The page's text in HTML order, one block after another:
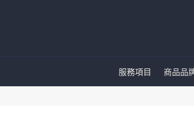
服務項目
商品品